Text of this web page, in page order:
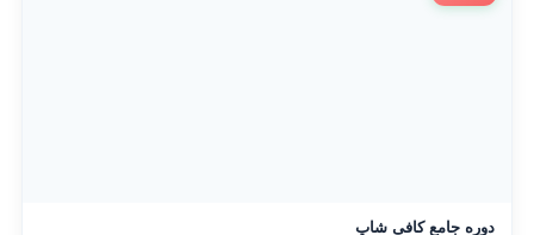
دوره جامع کافی شاپ